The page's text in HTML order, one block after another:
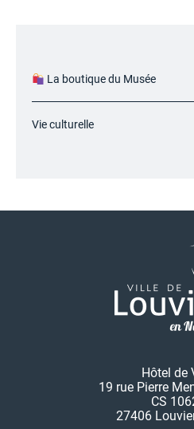
La boutique du Musée
Vie culturelle
Hôtel de
19 rue Pierre
CS
27406